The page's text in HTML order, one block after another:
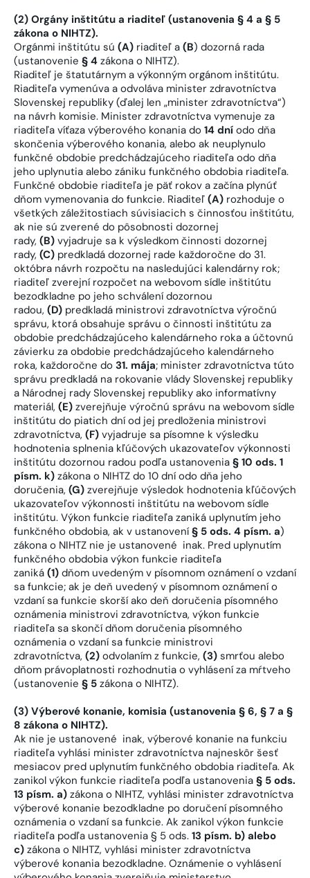
(2) Orgány inštitútu a riaditeľ (ustanovenia § 4 a § 5
zákona o NIHTZ).
Orgánmi inštitútu sú (A) riaditeľ a (B) dozorná rada
(ustanovenie § 4 zákona o NIHTZ).
Riaditeľ je štatutárnym a výkonným orgánom inštitútu.
Riaditeľa vymenúva a odvoláva minister zdravotníctva
Slovenskej republiky (ďalej len „minister zdravotníctva“)
na návrh komisie. Minister zdravotníctva vymenuje za
riaditeľa víťaza výberového konania do 14 dní odo dňa
skončenia výberového konania, alebo ak neuplynulo
funkčné obdobie predchádzajúceho riaditeľa odo dňa
jeho uplynutia alebo zániku funkčného obdobia riaditeľa.
Funkčné obdobie riaditeľa je päť rokov a začína plynúť
dňom vymenovania do funkcie. Riaditeľ (A) rozhoduje o
všetkých záležitostiach súvisiacich s činnosťou inštitútu,
ak nie sú zverené do pôsobnosti dozornej
rady, (B) vyjadruje sa k výsledkom činnosti dozornej
rady, (C) predkladá dozornej rade každoročne do 31.
októbra návrh rozpočtu na nasledujúci kalendárny rok;
riaditeľ zverejní rozpočet na webovom sídle inštitútu
bezodkladne po jeho schválení dozornou
radou, (D) predkladá ministrovi zdravotníctva výročnú
správu, ktorá obsahuje správu o činnosti inštitútu za
obdobie predchádzajúceho kalendárneho roka a účtovnú
závierku za obdobie predchádzajúceho kalendárneho
roka, každoročne do 31. mája; minister zdravotníctva túto
správu predkladá na rokovanie vlády Slovenskej republiky
a Národnej rady Slovenskej republiky ako informatívny
materiál, (E) zverejňuje výročnú správu na webovom sídle
inštitútu do piatich dní od jej predloženia ministrovi
zdravotníctva, (F) vyjadruje sa písomne k výsledku
hodnotenia splnenia kľúčových ukazovateľov výkonnosti
inštitútu dozornou radou podľa ustanovenia § 10 ods. 1
písm. k) zákona o NIHTZ do 10 dní odo dňa jeho
doručenia, (G) zverejňuje výsledok hodnotenia kľúčových
ukazovateľov výkonnosti inštitútu na webovom sídle
inštitútu. Výkon funkcie riaditeľa zaniká uplynutím jeho
funkčného obdobia, ak v ustanovení§ 5 ods. 4 písm. a)
zákona o NIHTZ nie je ustanovené inak. Pred uplynutím
funkčného obdobia výkon funkcie riaditeľa
zaniká (1) dňom uvedeným v písomnom oznámení o vzdaní
sa funkcie; ak je deň uvedený v písomnom oznámení o
vzdaní sa funkcie skorší ako deň doručenia písomného
oznámenia ministrovi zdravotníctva, výkon funkcie
riaditeľa sa skončí dňom doručenia písomného
oznámenia o vzdaní sa funkcie ministrovi
zdravotníctva, (2) odvolaním z funkcie, (3) smrťou alebo
dňom právoplatnosti rozhodnutia o vyhlásení za mŕtveho
(ustanovenie § 5 zákona o NIHTZ).
(3) Výberové konanie, komisia (ustanovenia § 6, § 7 a §
8 zákona o NIHTZ).
Ak nie je ustanovené inak, výberové konanie na funkciu
riaditeľa vyhlási minister zdravotníctva najneskôr šesť
mesiacov pred uplynutím funkčného obdobia riaditeľa. Ak
zanikol výkon funkcie riaditeľa podľa ustanovenia § 5 ods.
13 písm. a) zákona o NIHTZ, vyhlási minister zdravotníctva
výberové konanie bezodkladne po doručení písomného
oznámenia o vzdaní sa funkcie. Ak zanikol výkon funkcie
riaditeľa podľa ustanovenia § 5 ods. 13 písm. b) alebo
c) zákona o NIHTZ, vyhlási minister zdravotníctva
výberové konania bezodkladne. Oznámenie o vyhlásení